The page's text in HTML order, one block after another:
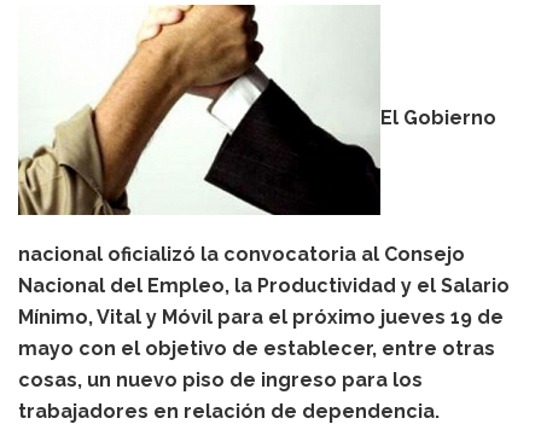
El Gobierno
nacional oficializó la convocatoria al Consejo
Nacional del Empleo, la Productividad y el Salario
Mínimo, Vital y Móvil para el próximo jueves 19 de
mayo con el objetivo de establecer, entre otras
cosas, un nuevo piso de ingreso para los
trabajadores en relación de dependencia.